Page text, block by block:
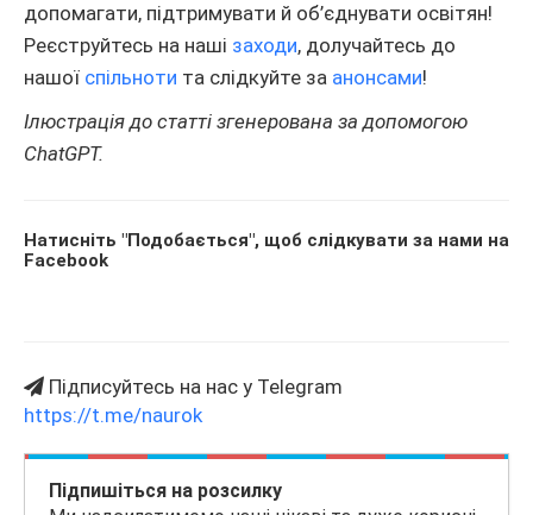
допомагати, підтримувати й об’єднувати освітян!
Реєструйтесь на наші заходи, долучайтесь до
нашої спільноти та слідкуйте за анонсами!
Ілюстрація до статті згенерована за допомогою
ChatGPT.
Натисніть "Подобається", щоб слідкувати за нами на
Facebook
Підписуйтесь на нас у Telegram
https://t.me/naurok
Підпишіться на розсилку